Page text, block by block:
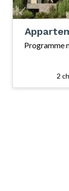
Programme
2